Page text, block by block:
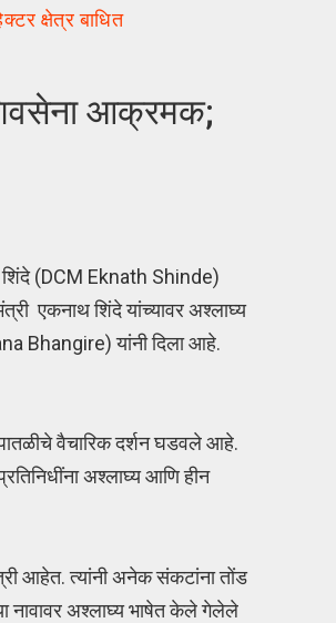
क्षेत्र बाधित
आक्रमक;
शिंदे (DCM Eknath Shinde)
एकनाथ शिंदे यांच्यावर अश्लाघ्य
Bhangire) यांनी दिला आहे.
वैचारिक दर्शन घडवले आहे.
अश्लाघ्य आणि हीन
आहेत. त्यांनी अनेक संकटांना तोंड
नावावर अश्लाघ्य भाषेत केले गेलेले